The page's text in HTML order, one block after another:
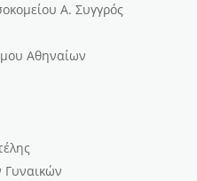
Α. Συγγρός
Αθηναίων